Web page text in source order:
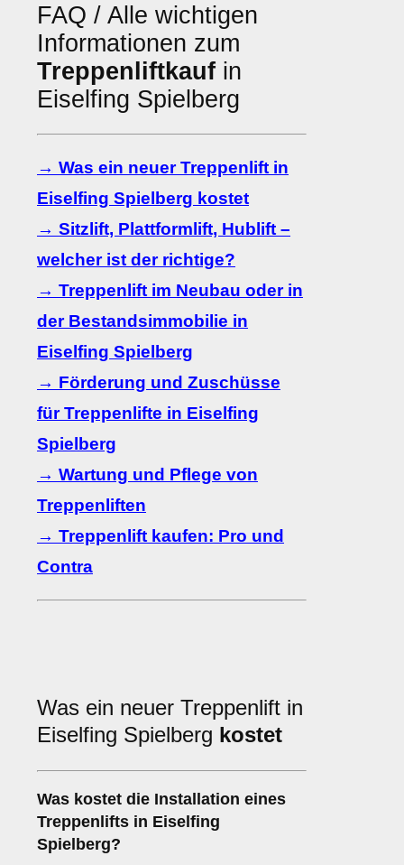
FAQ / Alle wichtigen
Informationen zum
Treppenliftkauf in
Eiselfing Spielberg
→ Was ein neuer Treppenlift in
Eiselfing Spielberg kostet
→ Sitzlift, Plattformlift, Hublift –
welcher ist der richtige?
→ Treppenlift im Neubau oder in
der Bestandsimmobilie in
Eiselfing Spielberg
→ Förderung und Zuschüsse
für Treppenlifte in Eiselfing
Spielberg
→ Wartung und Pflege von
Treppenliften
→ Treppenlift kaufen: Pro und
Contra
Was ein neuer Treppenlift in
Eiselfing Spielberg kostet
Was kostet die Installation eines
Treppenlifts in Eiselfing
Spielberg?